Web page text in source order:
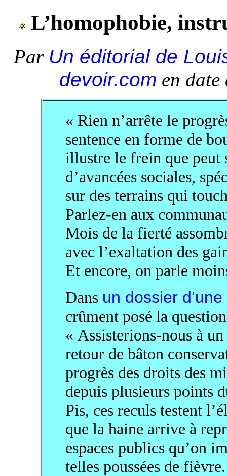
L’homophobie,
Par Un éditorial de
devoir.com en
« Rien n’arrête le
sentence en forme de
illustre le frein que peut
d’avancées sociales,
sur des terrains qui
Parlez-en aux
Mois de la fierté
avec l’exaltation des
Et encore, on parle
Dans un dossier
crûment posé la
« Assisterions-nous à un
retour de bâton
progrès des droits des
depuis plusieurs points
Pis, ces reculs testent
que la haine arrive à
espaces publics qu’on
telles poussées de fièvre.